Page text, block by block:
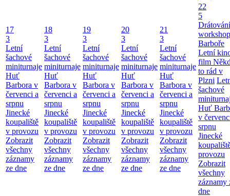
17
3
Letní
šachové
miniturnaje
Huť
Barbora v
červenci a
srpnu
Jinecké
koupaliště
v provozu
Zobrazit
všechny
záznamy
ze dne
18
3
Letní
šachové
miniturnaje
Huť
Barbora v
červenci a
srpnu
Jinecké
koupaliště
v provozu
Zobrazit
všechny
záznamy
ze dne
19
3
Letní
šachové
miniturnaje
Huť
Barbora v
červenci a
srpnu
Jinecké
koupaliště
v provozu
Zobrazit
všechny
záznamy
ze dne
20
3
Letní
šachové
miniturnaje
Huť
Barbora v
červenci a
srpnu
Jinecké
koupaliště
v provozu
Zobrazit
všechny
záznamy
ze dne
21
3
Letní
šachové
miniturnaje
Huť
Barbora v
červenci a
srpnu
Jinecké
koupaliště
v provozu
Zobrazit
všechny
záznamy
ze dne
22
5
Barboře
Letní
film
to rád v
Plzni
šachové
Huť
v
srpnu
Jinecké
provozu
Zobrazit
všechny
záznamy
dne